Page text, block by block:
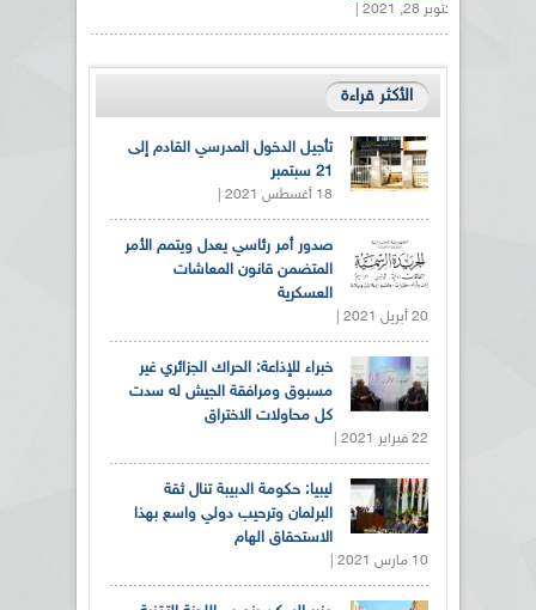
أكتوبر 28, 2021 |
الأكثر قراءة
تأجيل الدخول المدرسي القادم إلى
21 سبتمبر
18 أغسطس 2021 |
صدور أمر رئاسي يعدل ويتمم الأمر
المتضمن قانون المعاشات
العسكرية
20 أبريل 2021 |
خبراء للإذاعة: الحراك الجزائري غير
مسبوق ومرافقة الجيش له سدت
كل محاولات الاختراق
22 فبراير 2021 |
ليبيا: حكومة الدبيبة تنال ثقة
البرلمان وترحيب دولي واسع بهذا
الاستحقاق الهام
10 مارس 2021 |